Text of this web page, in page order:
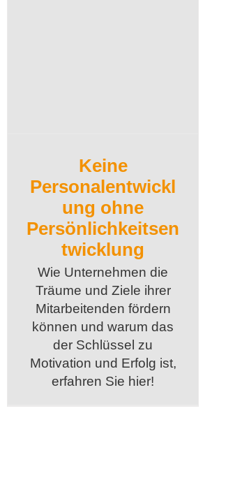
Keine
Personalentwickl
ung ohne
Persönlichkeitsen
twicklung
Wie Unternehmen die
Träume und Ziele ihrer
Mitarbeitenden fördern
können und warum das
der Schlüssel zu
Motivation und Erfolg ist,
erfahren Sie hier!